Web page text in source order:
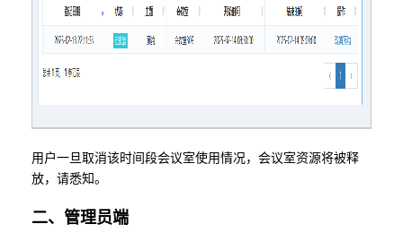
用户一旦取消该时间段会议室使用情况，会议室资源将被释
放，请悉知。
二、管理员端